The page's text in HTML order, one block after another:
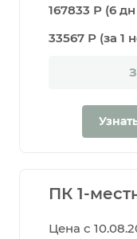
167833 Р (6
33567 Р (за 1
ПК 1-
Цена с